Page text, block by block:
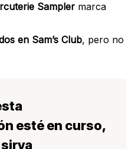
Sampler marca
en Sam’s Club, pero no
esté en curso,